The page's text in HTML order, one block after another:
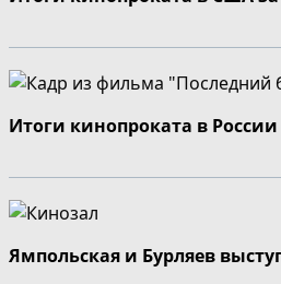
Итоги кинопроката в России
Ямпольская и Бурляев